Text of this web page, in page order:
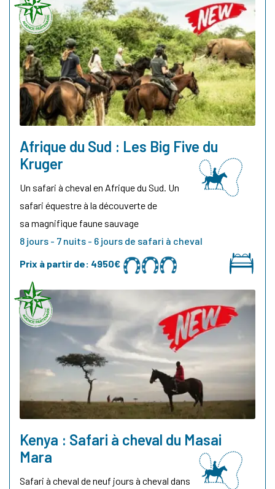
Afrique du Sud : Les Big Five du
Kruger
Un safari à cheval en Afrique du Sud. Un
safari équestre à la découverte de
sa magnifique faune sauvage
8 jours - 7 nuits - 6 jours de safari à cheval
Prix à partir de: 4950€
Kenya : Safari à cheval du Masai
Mara
Safari à cheval de neuf jours à cheval dans